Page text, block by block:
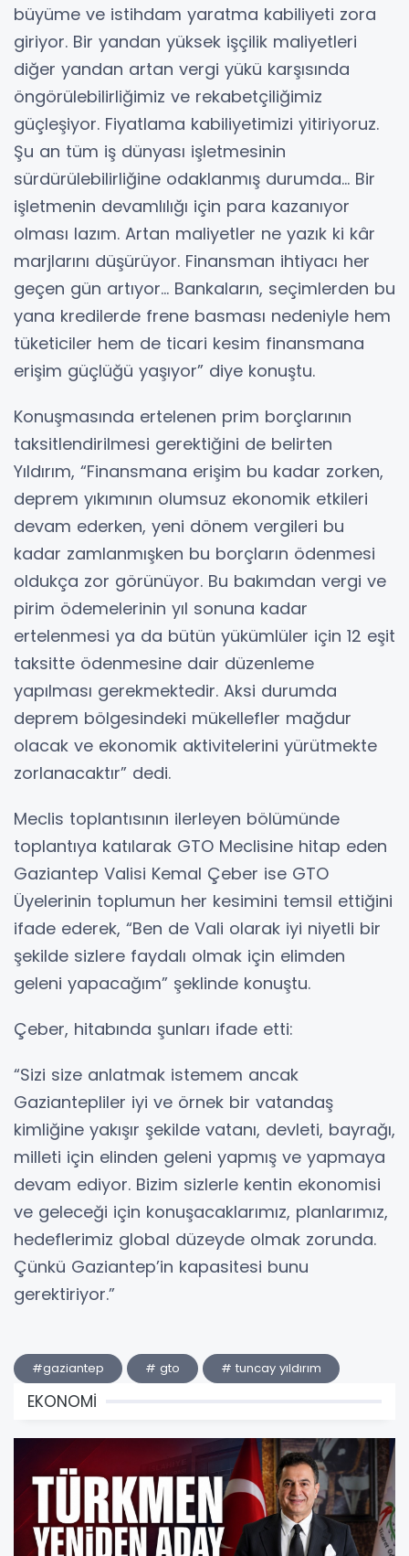
büyüme ve istihdam yaratma kabiliyeti zora
giriyor. Bir yandan yüksek işçilik maliyetleri
diğer yandan artan vergi yükü karşısında
öngörülebilirliğimiz ve rekabetçiliğimiz
güçleşiyor. Fiyatlama kabiliyetimizi yitiriyoruz.
Şu an tüm iş dünyası işletmesinin
sürdürülebilirliğine odaklanmış durumda… Bir
işletmenin devamlılığı için para kazanıyor
olması lazım. Artan maliyetler ne yazık ki kâr
marjlarını düşürüyor. Finansman ihtiyacı her
geçen gün artıyor… Bankaların, seçimlerden bu
yana kredilerde frene basması nedeniyle hem
tüketiciler hem de ticari kesim finansmana
erişim güçlüğü yaşıyor” diye konuştu.
Konuşmasında ertelenen prim borçlarının
taksitlendirilmesi gerektiğini de belirten
Yıldırım, “Finansmana erişim bu kadar zorken,
deprem yıkımının olumsuz ekonomik etkileri
devam ederken, yeni dönem vergileri bu
kadar zamlanmışken bu borçların ödenmesi
oldukça zor görünüyor. Bu bakımdan vergi ve
pirim ödemelerinin yıl sonuna kadar
ertelenmesi ya da bütün yükümlüler için 12 eşit
taksitte ödenmesine dair düzenleme
yapılması gerekmektedir. Aksi durumda
deprem bölgesindeki mükellefler mağdur
olacak ve ekonomik aktivitelerini yürütmekte
zorlanacaktır” dedi.
Meclis toplantısının ilerleyen bölümünde
toplantıya katılarak GTO Meclisine hitap eden
Gaziantep Valisi Kemal Çeber ise GTO
Üyelerinin toplumun her kesimini temsil ettiğini
ifade ederek, “Ben de Vali olarak iyi niyetli bir
şekilde sizlere faydalı olmak için elimden
geleni yapacağım” şeklinde konuştu.
Çeber, hitabında şunları ifade etti:
“Sizi size anlatmak istemem ancak
Gaziantepliler iyi ve örnek bir vatandaş
kimliğine yakışır şekilde vatanı, devleti, bayrağı,
milleti için elinden geleni yapmış ve yapmaya
devam ediyor. Bizim sizlerle kentin ekonomisi
ve geleceği için konuşacaklarımız, planlarımız,
hedeflerimiz global düzeyde olmak zorunda.
Çünkü Gaziantep’in kapasitesi bunu
gerektiriyor.”
#gaziantep # gto # tuncay yıldırım
EKONOMİ